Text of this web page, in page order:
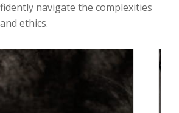
navigate the complexities
ethics.